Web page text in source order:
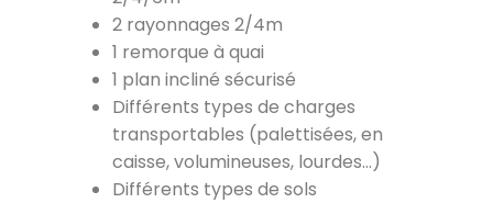
2 rayonnages 2/4m
1 remorque à quai
1 plan incliné sécurisé
Différents types de charges
transportables (palettisées, en
caisse, volumineuses, lourdes…)
Différents types de sols